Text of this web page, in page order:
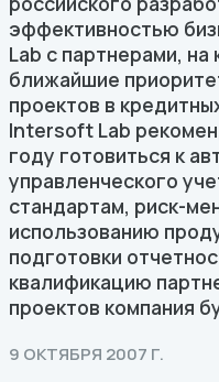
эффективностью
Lab с партнерами,
ближайшие
проектов в
Intersoft Lab
году готовиться к
управленческого
стандартам, риск-
использованию
подготовки
квалификацию
проектов компания
9 ОКТЯБРЯ 2007 Г.